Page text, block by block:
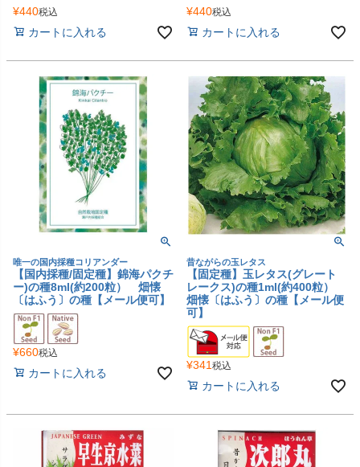
¥440税込
カートに入れる
¥440税込
カートに入れる
唯一の国内採種コリアンダー
【国内採種/固定種】錦海パクチ
ー)の種8ml(約200粒） 畑懐
〔はふう〕の種【メール便可】
¥660税込
カートに入れる
昔ながらの玉レタス
【固定種】玉レタス(グレート
レークス)の種1ml(約400粒）
畑懐〔はふう〕の種【メール便
可】
¥341 税込
カートに入れる